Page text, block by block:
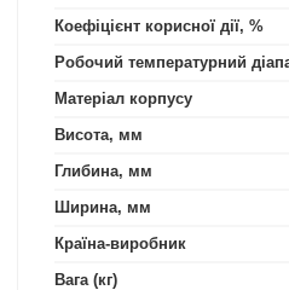
Коефіцієнт корисної дії, %
Робочий температурний
Матеріал корпусу
Висота, мм
Глибина, мм
Ширина, мм
Країна-виробник
Вага (кг)